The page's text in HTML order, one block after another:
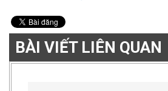
BÀI VIẾT LIÊN QUAN